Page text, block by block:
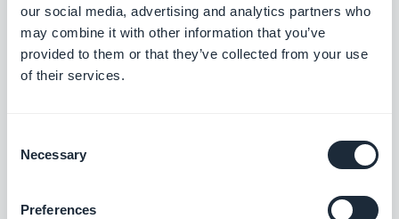
our social media, advertising and analytics partners who
may combine it with other information that you’ve
provided to them or that they’ve collected from your use
of their services.
Selection
Necessary
Preferences
Entrega local:
Em um aplicativo ou site de comércio eletrônico
clássico, geralmente há zonas de entrega por país
cidade. Portanto, existe uma opção na